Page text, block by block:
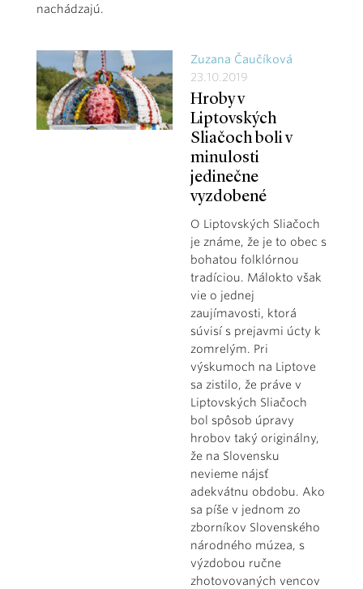
nachádzajú.
Zuzana Čaučíková
23.10.2019
Hroby v
Liptovských
Sliačoch boli v
minulosti
jedinečne
vyzdobené
O Liptovských Sliačoch
je známe, že je to obec s
bohatou folklórnou
tradíciou. Málokto však
vie o jednej
zaujímavosti, ktorá
súvisí s prejavmi úcty k
zomrelým. Pri
výskumoch na Liptove
sa zistilo, že práve v
Liptovských Sliačoch
bol spôsob úpravy
hrobov taký originálny,
že na Slovensku
nevieme nájsť
adekvátnu obdobu. Ako
sa píše v jednom zo
zborníkov Slovenského
národného múzea, s
výzdobou ručne
zhotovovaných vencov